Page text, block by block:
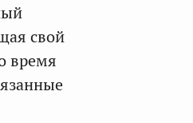
свой
время